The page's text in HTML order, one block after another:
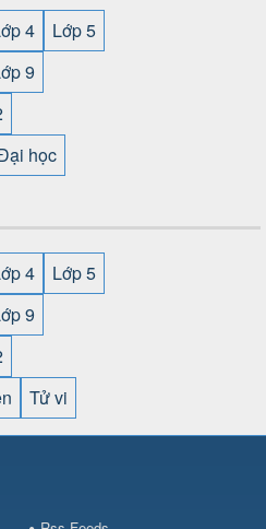
4
Lớp 5
9
học
4
Lớp 5
9
Tử vi
https://new88.biz/